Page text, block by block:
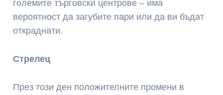
големите търговски центрове – има
вероятност да загубите пари или да ви бъдат
откраднати.
Стрелец
През този ден положителните промени в